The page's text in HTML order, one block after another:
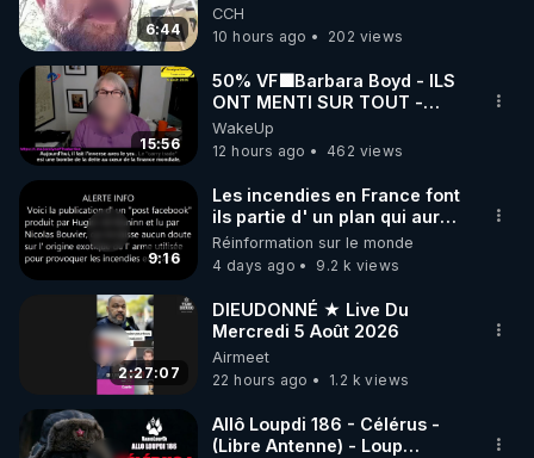
6:44
CCH
10 hours ago
202 views
15:56
50% VF🟩Barbara Boyd - ILS
ONT MENTI SUR TOUT -
Jocelyne Traduction
WakeUp
12 hours ago
462 views
9:16
Les incendies en France font
ils partie d' un plan qui aurait
débuté le 11 septembre 2001
?
Réinformation sur le monde
4 days ago
9.2 k views
2:27:07
DIEUDONNÉ ★ Live Du
Mercredi 5 Août 2026
Airmeet
22 hours ago
1.2 k views
Allô Loupdi 186 - Célérus -
(Libre Antenne) - Loup